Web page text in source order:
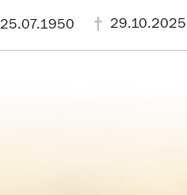
25.07.1950 29.10.2025